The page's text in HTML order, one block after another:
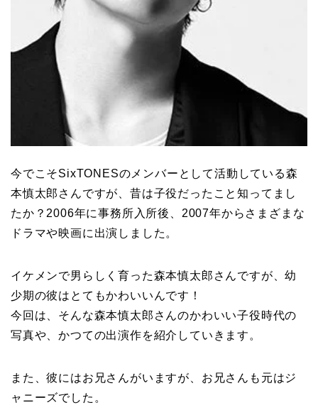
今でこそSixTONESのメンバーとして活動している森
本慎太郎さんですが、昔は子役だったこと知ってまし
たか？2006年に事務所入所後、2007年からさまざまな
ドラマや映画に出演しました。
イケメンで男らしく育った森本慎太郎さんですが、幼
少期の彼はとてもかわいいんです！
今回は、そんな森本慎太郎さんのかわいい子役時代の
写真や、かつての出演作を紹介していきます。
また、彼にはお兄さんがいますが、お兄さんも元はジ
ャニーズでした。